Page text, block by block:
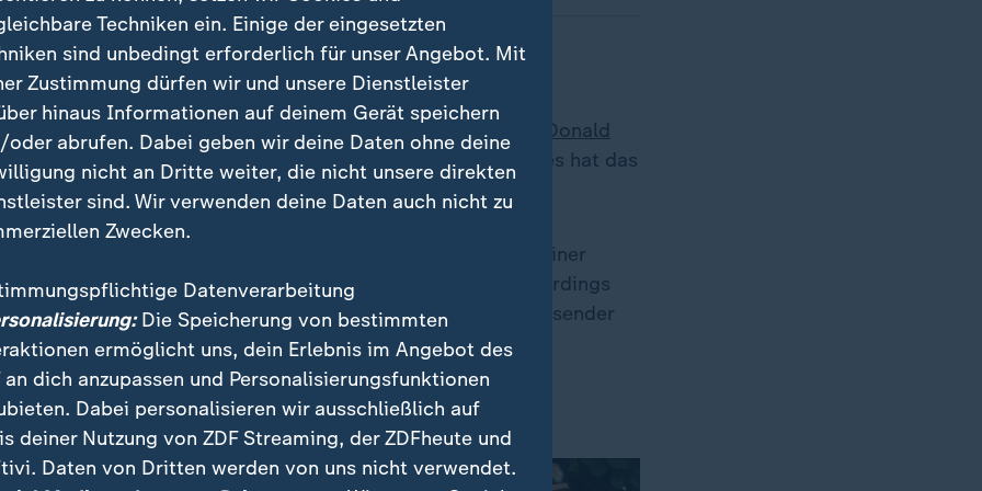
ist Trumps Zollpolitik
als willkürlich empfundene Zollpolitik von US-Präsident
Donald
Anspruch auf das nördliche Nachbarland erhoben hat. Dies hat das
beider nordamerikanischer Staaten massiv getrübt.
dagegen einen offenen und beständigen Dialog, "der zu einer
und effektiveren Beziehung führt", fügte Carney hinzu. Allerdings
zu den USA "vielschichtiger, viel tiefer und viel umfassender
Trumps Vergeltung für ungeliebte Wahrheiten
Techniken ein. Einige der eingesetzten
sind unbedingt erforderlich für unser Angebot. Mit
Zustimmung dürfen wir und unsere Dienstleister
hinaus Informationen auf deinem Gerät speichern
oder abrufen. Dabei geben wir deine Daten ohne deine
nicht an Dritte weiter, die nicht unsere direkten
sind. Wir verwenden deine Daten auch nicht zu
Zwecken.
Datenverarbeitung
Die Speicherung von bestimmten
ermöglicht uns, dein Erlebnis im Angebot des
an dich anzupassen und Personalisierungsfunktionen
Dabei personalisieren wir ausschließlich auf
deiner Nutzung von ZDF Streaming, der ZDFheute und
Daten von Dritten werden von uns nicht verwendet.